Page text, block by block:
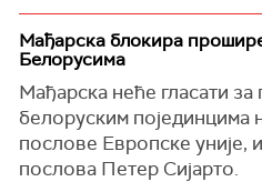
Оценио је да је амерички
игнорише и трага за
(Танјуг, Известија)
објављеног наЈутјубу.
Трамп је сателитске
Гетизбурга",
одиграла 1863. године.
(Известија)
Мађарска блокира
Белорусима
Мађарска неће гласати
белоруским појединцима
послове Европске уније,
послова Петер Сијарто.